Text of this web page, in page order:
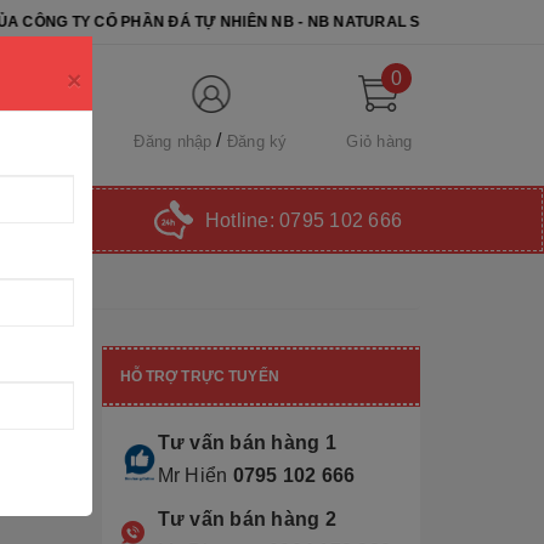
ĐÁ TỰ NHIÊN NB - NB NATURAL STONE. CHÚC QUÝ KHÁCH CHỌN
Đăng nhập Đăng ký
0
Giỏ hàng
Hotline: 0795 102 666
×
HỖ TRỢ TRỰC TUYẾN
Tư vấn bán hàng 1
Mr Hiển 0795 102 666
Tư vấn bán hàng 2